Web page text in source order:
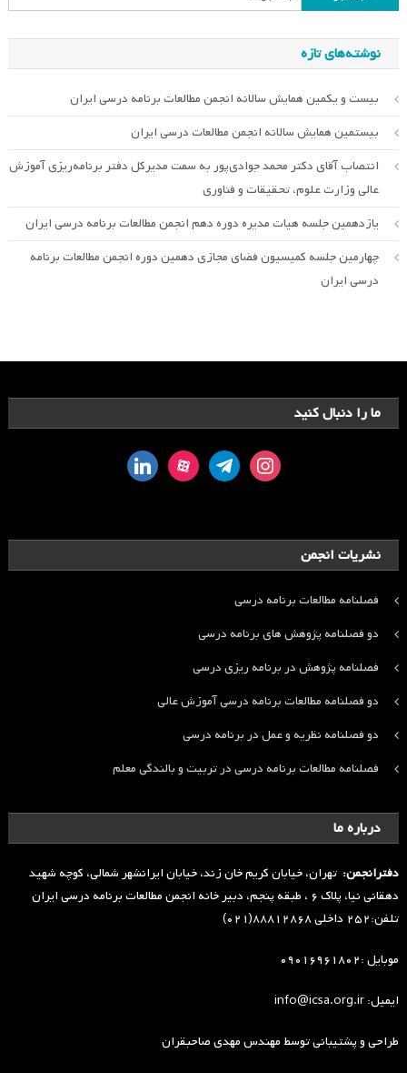
برای:
نوشته‌های تازه
بیست و یکمین همایش سالانه انجمن مطالعات برنامه درسی ایران
بیستمین همایش سالانه انجمن مطالعات درسی ایران
انتصاب آقای دکتر محمد جوادی‌پور به سمت مدیرکل دفتر برنامه‌ریزی آموزش
عالی وزارت علوم، تحقیقات و فناوری
یازدهمین جلسه هیات مدیره دوره دهم انجمن مطالعات برنامه درسی ایران
چهارمین جلسه کمیسیون فضای مجازی دهمین دوره انجمن مطالعات برنامه
درسی ایران
ما را دنبال کنید
instagram
telegram
aparat
linkedin
نشریات انجمن
فصلنامه مطالعات برنامه درسی
دو فصلنامه پژوهش های برنامه درسی
فصلنامه پژوهش در برنامه ریزی درسی
دو فصلنامه مطالعات برنامه درسی آموزش عالی
دو فصلنامه نظریه و عمل در برنامه درسی
فصلنامه مطالعات برنامه درسی در تربیت و بالندگی معلم
درباره ما
دفترانجمن: تهران، خیابان کریم خان زند، خیابان ایرانشهر شمالی، کوچه شهید
دهقانی نیا، پلاک ۶ ، طبقه پنجم، دبیر خانه انجمن مطالعات برنامه درسی ایران
تلفن:۲۵۲ داخلی ۸۸۸۱۲۸۶۸(۰۲۱)
موبایل :۰۹۰۱۶۹۶۱۸۰۲
ایمیل: info@icsa.org.ir
طراحی و پشتیبانی توسطمهندس مهدی صاحبقران